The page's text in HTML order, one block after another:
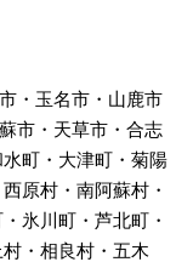
・玉名市・山鹿市
市・天草市・合志
町・大津町・菊陽
原村・南阿蘇村・
氷川町・芦北町・
・相良村・五木